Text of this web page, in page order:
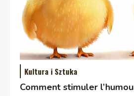
Kultura i Sztuka
Comment stimuler